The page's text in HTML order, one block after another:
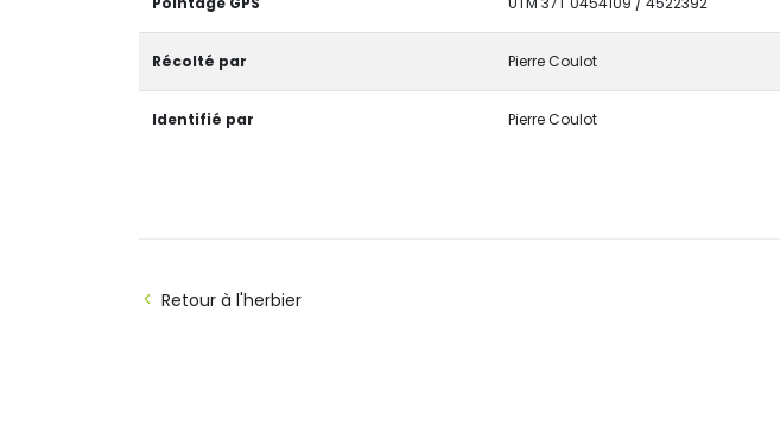
Récolté par Pierre Coulot
Identifié par Pierre Coulot
Retour à l'herbier